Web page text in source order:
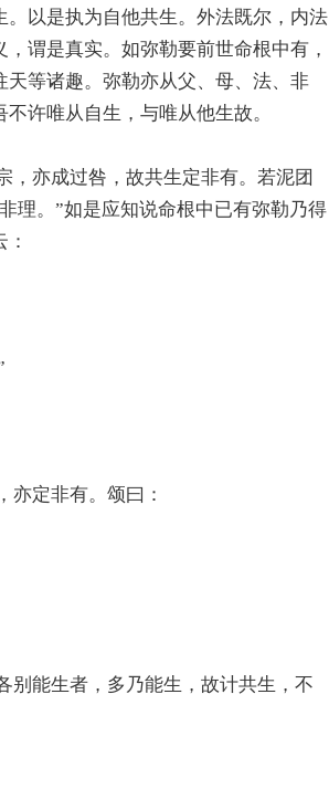
以是执为自他共生。外法既尔，内法
谓是真实。如弥勒要前世命根中有，
等诸趣。弥勒亦从父、母、法、非
许唯从自生，与唯从他生故。
，亦成过咎，故共生定非有。若泥团
理。”如是应知说命根中已有弥勒乃得
亦定非有。颂曰：
别能生者，多乃能生，故计共生，不